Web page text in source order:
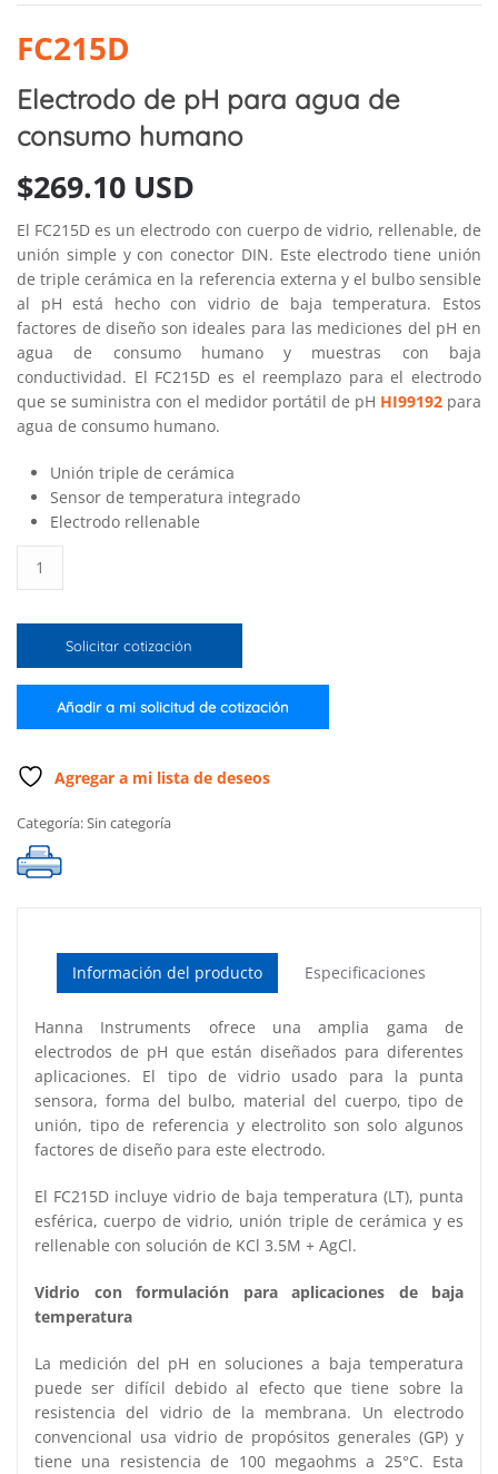
FC215D
Electrodo de pH para agua de
consumo humano
$269.10 USD
El FC215D es un electrodo con cuerpo de vidrio, rellenable, de
unión simple y con conector DIN. Este electrodo tiene unión
de triple cerámica en la referencia externa y el bulbo sensible
al pH está hecho con vidrio de baja temperatura. Estos
factores de diseño son ideales para las mediciones del pH en
agua de consumo humano y muestras con baja
conductividad. El FC215D es el reemplazo para el electrodo
que se suministra con el medidor portátil de pH HI99192 para
agua de consumo humano.
Unión triple de cerámica
Sensor de temperatura integrado
Electrodo rellenable
para
consumo
humano
Solicitar cotización
Añadir a mi solicitud de cotización
Agregar a mi lista de deseos
Categoría:Sin categoría
Información del producto Especificaciones
Hanna Instruments ofrece una amplia gama de
electrodos de pH que están diseñados para diferentes
aplicaciones. El tipo de vidrio usado para la punta
sensora, forma del bulbo, material del cuerpo, tipo de
unión, tipo de referencia y electrolito son solo algunos
factores de diseño para este electrodo.
El FC215D incluye vidrio de baja temperatura (LT), punta
esférica, cuerpo de vidrio, unión triple de cerámica y es
rellenable con solución de KCl 3.5M + AgCl.
Vidrio con formulación para aplicaciones de baja
temperatura
La medición del pH en soluciones a baja temperatura
puede ser difícil debido al efecto que tiene sobre la
resistencia del vidrio de la membrana. Un electrodo
convencional usa vidrio de propósitos generales (GP) y
tiene una resistencia de 100 megaohms a 25°C. Esta